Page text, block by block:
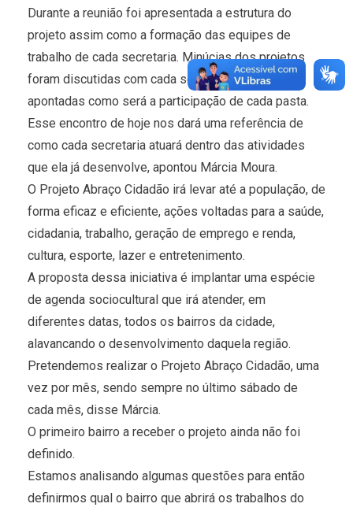
Durante a reunião foi apresentada a estrutura do
projeto assim como a formação das equipes de
trabalho de cada secretaria. Minúcias dos projetos
foram discutidas com cada secretário, sendo
apontadas como será a participação de cada pasta.
Esse encontro de hoje nos dará uma referência de
como cada secretaria atuará dentro das atividades
que ela já desenvolve, apontou Márcia Moura.
O Projeto Abraço Cidadão irá levar até a população, de
forma eficaz e eficiente, ações voltadas para a saúde,
cidadania, trabalho, geração de emprego e renda,
cultura, esporte, lazer e entretenimento.
A proposta dessa iniciativa é implantar uma espécie
de agenda sociocultural que irá atender, em
diferentes datas, todos os bairros da cidade,
alavancando o desenvolvimento daquela região.
Pretendemos realizar o Projeto Abraço Cidadão, uma
vez por mês, sendo sempre no último sábado de
cada mês, disse Márcia.
O primeiro bairro a receber o projeto ainda não foi
definido.
Estamos analisando algumas questões para então
definirmos qual o bairro que abrirá os trabalhos do